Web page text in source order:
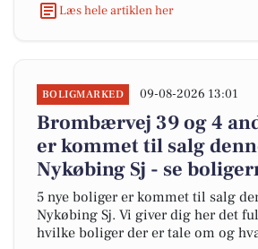
Læs hele artiklen her
BOLIGMARKED 09-08-2026 13:01
Brombærvej 39 og 4
er kommet til salg
Nykøbing Sj - se
5 nye boliger er kommet til salg
Nykøbing Sj. Vi giver dig her det
hvilke boliger der er tale om og